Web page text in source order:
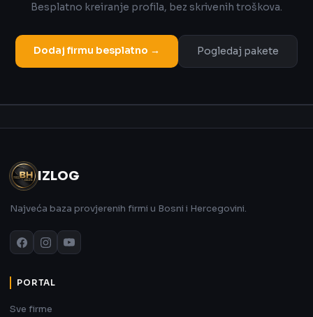
Besplatno kreiranje profila, bez skrivenih troškova.
Dodaj firmu besplatno → Pogledaj pakete
IZLOG
Najveća baza provjerenih firmi u Bosni i Hercegovini.
PORTAL
Sve firme